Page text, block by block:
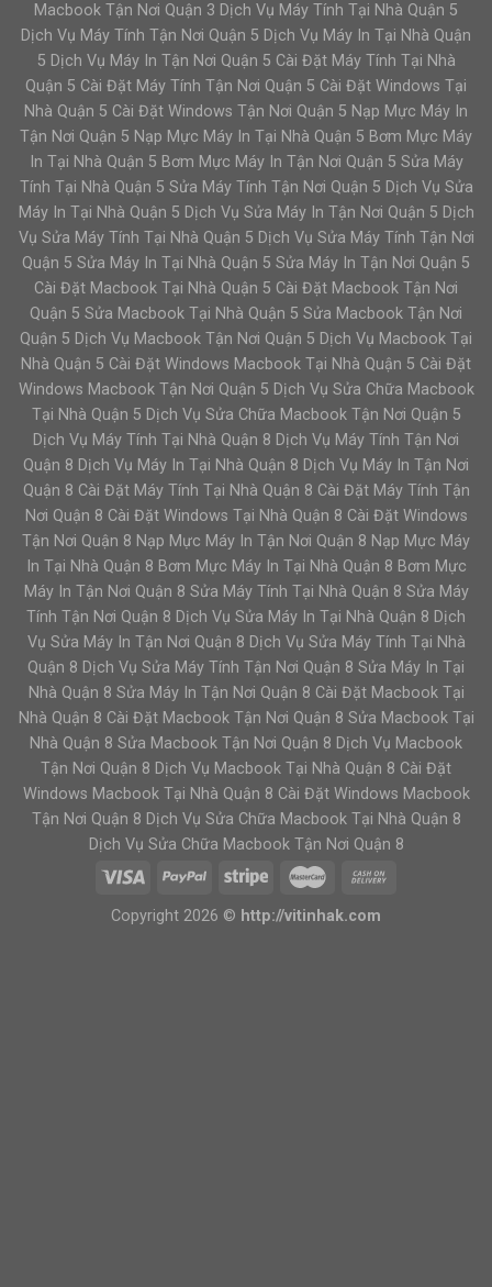
Macbook Tận Nơi Quận 3 Dịch Vụ Máy Tính Tại Nhà Quận 5
Dịch Vụ Máy Tính Tận Nơi Quận 5 Dịch Vụ Máy In Tại Nhà Quận
5 Dịch Vụ Máy In Tận Nơi Quận 5 Cài Đặt Máy Tính Tại Nhà
Quận 5 Cài Đặt Máy Tính Tận Nơi Quận 5 Cài Đặt Windows Tại
Nhà Quận 5 Cài Đặt Windows Tận Nơi Quận 5 Nạp Mực Máy In
Tận Nơi Quận 5 Nạp Mực Máy In Tại Nhà Quận 5 Bơm Mực Máy
In Tại Nhà Quận 5 Bơm Mực Máy In Tận Nơi Quận 5 Sửa Máy
Tính Tại Nhà Quận 5 Sửa Máy Tính Tận Nơi Quận 5 Dịch Vụ Sửa
Máy In Tại Nhà Quận 5 Dịch Vụ Sửa Máy In Tận Nơi Quận 5 Dịch
Vụ Sửa Máy Tính Tại Nhà Quận 5 Dịch Vụ Sửa Máy Tính Tận Nơi
Quận 5 Sửa Máy In Tại Nhà Quận 5 Sửa Máy In Tận Nơi Quận 5
Cài Đặt Macbook Tại Nhà Quận 5 Cài Đặt Macbook Tận Nơi
Quận 5 Sửa Macbook Tại Nhà Quận 5 Sửa Macbook Tận Nơi
Quận 5 Dịch Vụ Macbook Tận Nơi Quận 5 Dịch Vụ Macbook Tại
Nhà Quận 5 Cài Đặt Windows Macbook Tại Nhà Quận 5 Cài Đặt
Windows Macbook Tận Nơi Quận 5 Dịch Vụ Sửa Chữa Macbook
Tại Nhà Quận 5 Dịch Vụ Sửa Chữa Macbook Tận Nơi Quận 5
Dịch Vụ Máy Tính Tại Nhà Quận 8 Dịch Vụ Máy Tính Tận Nơi
Quận 8 Dịch Vụ Máy In Tại Nhà Quận 8 Dịch Vụ Máy In Tận Nơi
Quận 8 Cài Đặt Máy Tính Tại Nhà Quận 8 Cài Đặt Máy Tính Tận
Nơi Quận 8 Cài Đặt Windows Tại Nhà Quận 8 Cài Đặt Windows
Tận Nơi Quận 8 Nạp Mực Máy In Tận Nơi Quận 8 Nạp Mực Máy
In Tại Nhà Quận 8 Bơm Mực Máy In Tại Nhà Quận 8 Bơm Mực
Máy In Tận Nơi Quận 8 Sửa Máy Tính Tại Nhà Quận 8 Sửa Máy
Tính Tận Nơi Quận 8 Dịch Vụ Sửa Máy In Tại Nhà Quận 8 Dịch
Vụ Sửa Máy In Tận Nơi Quận 8 Dịch Vụ Sửa Máy Tính Tại Nhà
Quận 8 Dịch Vụ Sửa Máy Tính Tận Nơi Quận 8 Sửa Máy In Tại
Nhà Quận 8 Sửa Máy In Tận Nơi Quận 8 Cài Đặt Macbook Tại
Nhà Quận 8 Cài Đặt Macbook Tận Nơi Quận 8 Sửa Macbook Tại
Nhà Quận 8 Sửa Macbook Tận Nơi Quận 8 Dịch Vụ Macbook
Tận Nơi Quận 8 Dịch Vụ Macbook Tại Nhà Quận 8 Cài Đặt
Windows Macbook Tại Nhà Quận 8 Cài Đặt Windows Macbook
Tận Nơi Quận 8 Dịch Vụ Sửa Chữa Macbook Tại Nhà Quận 8
Dịch Vụ Sửa Chữa Macbook Tận Nơi Quận 8
Copyright 2026 © http://vitinhak.com